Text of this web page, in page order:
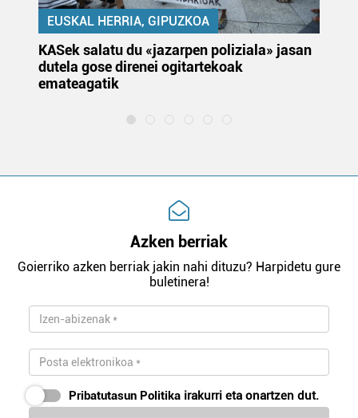
EUSKAL HERRIA, GIPUZKOA
KASek salatu du «jazarpen poliziala» jasan
dutela gose direnei ogitartekoak
emateagatik
Azken berriak
Goierriko azken berriak jakin nahi dituzu? Harpidetu gure
buletinera!
Pribatutasun Politika irakurri eta onartzen dut.